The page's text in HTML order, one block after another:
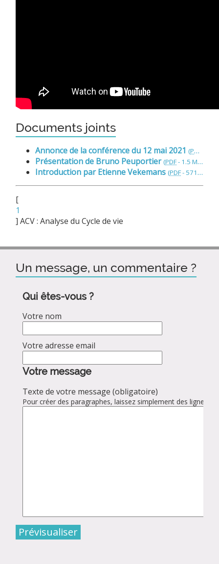
Documents joints
Annonce de la conférence du 12 mai 2021 (PDF
Présentation de Bruno Peuportier (PDF- 1.5 Mio
Introduction par Etienne Vekemans (PDF- 571.6 kio
[
1
] ACV : Analyse du Cycle de vie
Un message, un commentaire ?
Qui êtes-vous ?
Votre nom
Votre adresse email
Votre message
Texte de votre message (obligatoire)
Pour créer des paragraphes, laissez simplement des lignes